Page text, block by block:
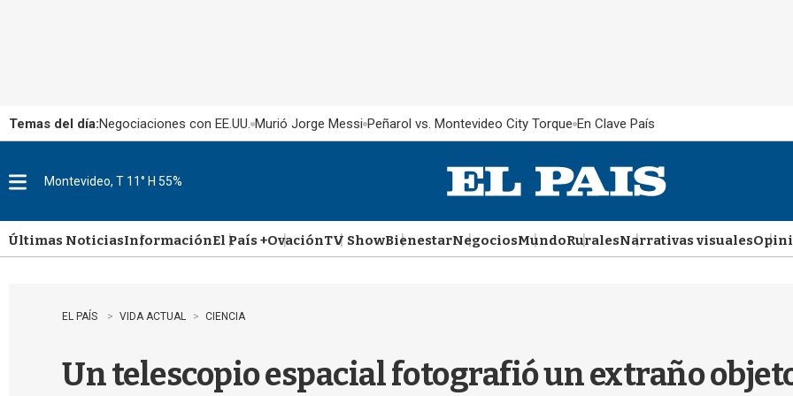
Temas del día:Negociaciones con EE.UU. Murió Jorge Messi Peñarol vs. Montevideo City Torque En Clave País
u
Montevideo, T 11° H 55%
Últimas NoticiasInformaciónEl País +OvaciónTV ShowBienestarNegociosMundoRuralesNarrativas visuales
EL PAÍS VIDA ACTUAL CIENCIA
Un telescopio espacial fotografió un extraño